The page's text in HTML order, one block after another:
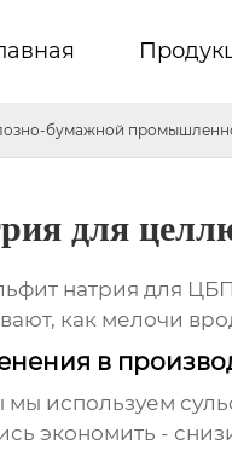
бумажной
для
натрия для
как мелочи
в
мы используем
экономить -